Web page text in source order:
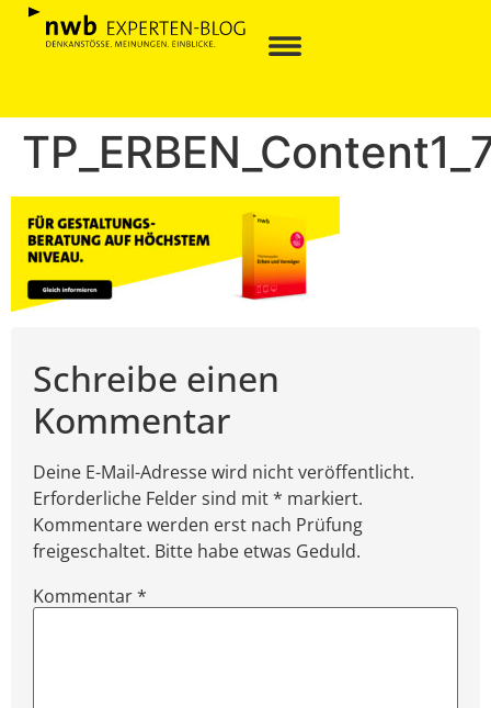
Schreibe einen
Kommentar
Deine E-Mail-Adresse wird nicht veröffentlicht.
Erforderliche Felder sind mit * markiert.
Kommentare werden erst nach Prüfung
freigeschaltet. Bitte habe etwas Geduld.
Kommentar*